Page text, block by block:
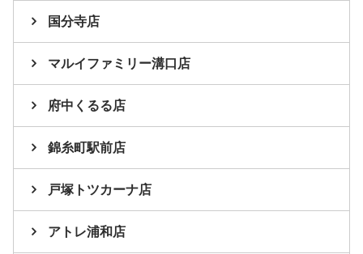
国分寺店
マルイファミリー溝口店
府中くるる店
錦糸町駅前店
戸塚トツカーナ店
アトレ浦和店